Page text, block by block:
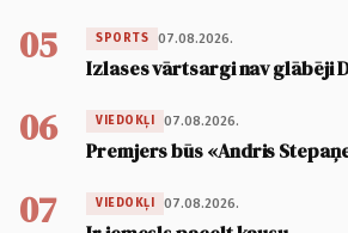
05 SPORTS 07.08.2026.
Izlases vārtsargi nav glābēji
06 VIEDOKĻI 07.08.2026.
Premjers būs «Andris
07 VIEDOKĻI 07.08.2026.